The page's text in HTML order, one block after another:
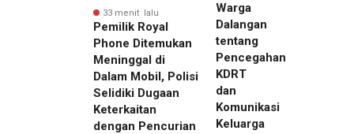
33 menit lalu
Pemilik Royal
Phone Ditemukan
Meninggal di
Dalam Mobil, Polisi
Selidiki Dugaan
Keterkaitan
dengan Pencurian
Warga
Dalangan
tentang
Pencegahan
KDRT
dan
Komunikasi
Keluarga